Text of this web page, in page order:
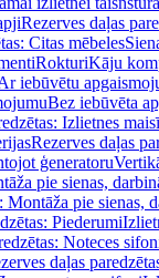
Rezerves daļas
Citas mēbeles
RokturiKāju
iebūvētu
Bez iebūvēta
Izlietnes
Rezerves daļas
ģeneratoru
pie sienas,
Montāža pie sienas,
Piederumi
Noteces
daļas